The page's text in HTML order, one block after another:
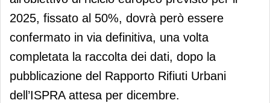
2025, fissato al 50%, dovrà però essere
confermato in via definitiva, una volta
completata la raccolta dei dati, dopo la
pubblicazione del Rapporto Rifiuti Urbani
dell’ISPRA attesa per dicembre.